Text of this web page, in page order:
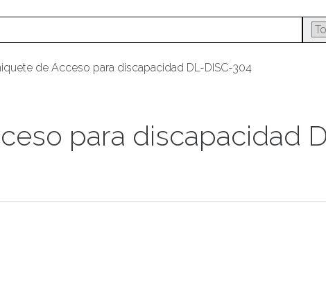
de Acceso para discapacidad DL-DISC-304
para discapacidad